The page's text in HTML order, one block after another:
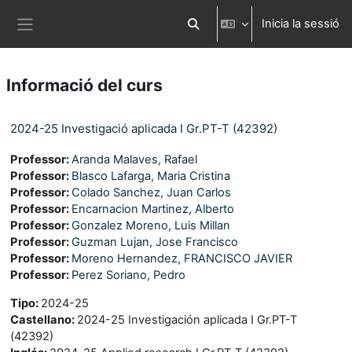
Commuta l'entrada de la cerca
Inicia la sessió
Informació del curs
2024-25 Investigació aplicada I Gr.PT-T (42392)
Professor:Aranda Malaves, Rafael
Professor: Blasco Lafarga, Maria Cristina
Professor:Colado Sanchez, Juan Carlos
Professor: Encarnacion Martinez, Alberto
Professor:Gonzalez Moreno, Luis Millan
Professor:Guzman Lujan, Jose Francisco
Professor: Moreno Hernandez, FRANCISCO JAVIER
Professor: Perez Soriano, Pedro
Tipo: 2024-25
Castellano: 2024-25 Investigación aplicada I Gr.PT-T
(42392)